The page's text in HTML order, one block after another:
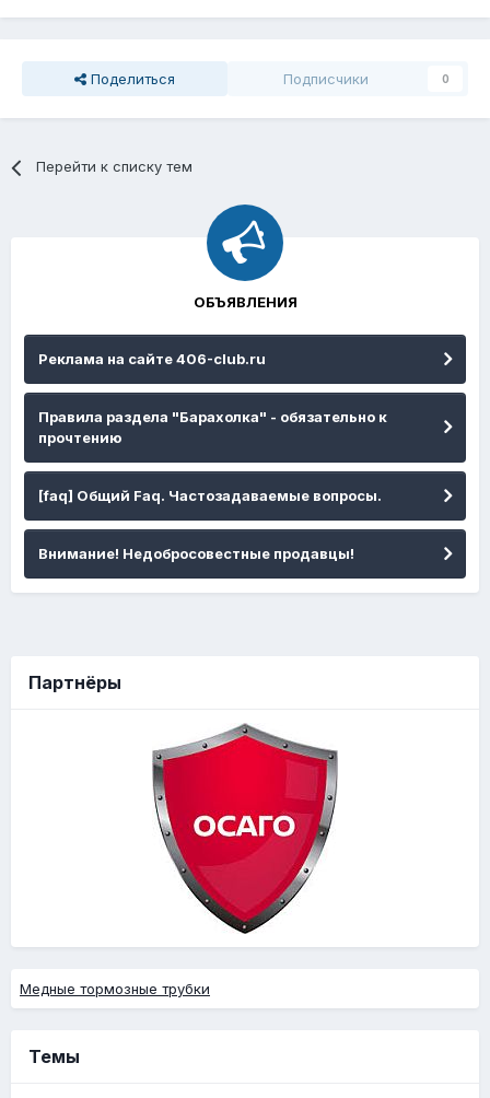
Поделиться Подписчики 0
Перейти к списку тем
ОБЪЯВЛЕНИЯ
Реклама на сайте 406-club.ru
Правила раздела "Барахолка" - обязательно к
прочтению
[faq] Общий Faq. Частозадаваемые вопросы.
Внимание! Недобросовестные продавцы!
Партнёры
Медные тормозные трубки
Темы